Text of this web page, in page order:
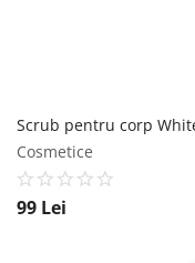
Cosmetice
99 Lei